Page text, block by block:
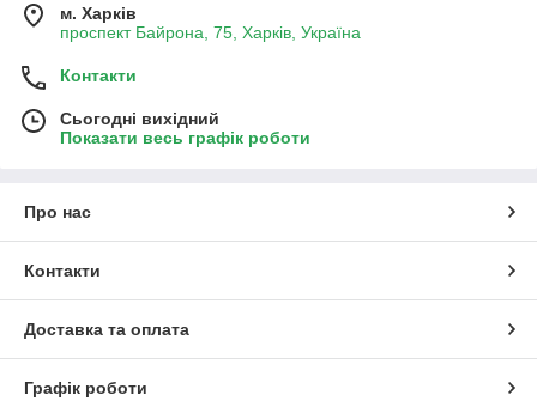
м. Харків
проспект Байрона, 75, Харків, Україна
Контакти
Сьогодні вихідний
Показати весь графік роботи
Про нас
Контакти
Доставка та оплата
Графік роботи